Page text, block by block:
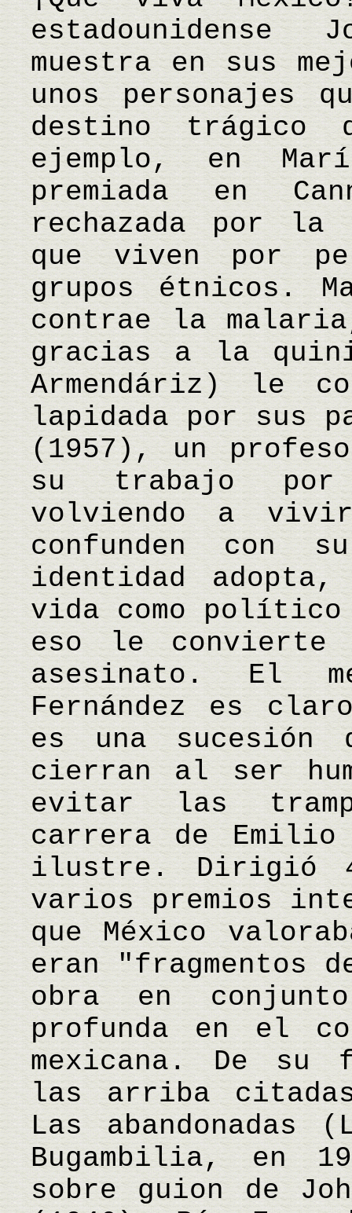
estadounidense
muestra en sus
unos personajes
destino trágico
ejemplo, en
premiada en
rechazada por la
que viven por
grupos étnicos.
contrae la
gracias a la
Armendáriz) le
lapidada por sus
(1957), un
su trabajo por
volviendo a
confunden con
identidad
vida como político
eso le convierte
asesinato. El
Fernández es
es una
cierran al ser
evitar las
carrera de Emilio
ilustre. Dirigió
varios premios
que México
eran "fragmentos
obra en
profunda en el
mexicana. De su
las arriba
Las abandonadas
Bugambilia, en
sobre guion de